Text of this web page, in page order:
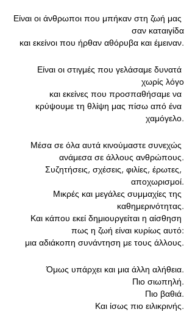
Είναι οι άνθρωποι που μπήκαν στη ζωή μας
σαν καταιγίδα
και εκείνοι που ήρθαν αθόρυβα και έμειναν.
χωρίς λόγο
κρύψουμε τη θλίψη μας πίσω από ένα
χαμόγελο.
Μέσα σε όλα αυτά κινούμαστε συνεχώς
ανάμεσα σε άλλους ανθρώπους.
αποχωρισμοί.
καθημερινότητας.
πως η ζωή είναι κυρίως αυτό:
μια αδιάκοπη συνάντηση με τους άλλους.
Όμως υπάρχει και μια άλλη αλήθεια.
Πιο σιωπηλή.
Πιο βαθιά.
Και ίσως πιο ειλικρινής.